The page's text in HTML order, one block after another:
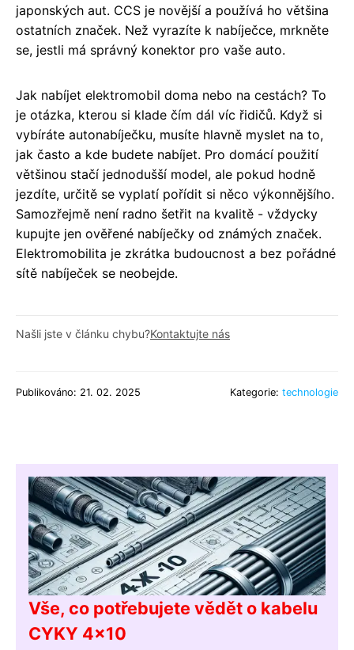
japonských aut. CCS je novější a používá ho většina
ostatních značek. Než vyrazíte k nabíječce, mrkněte
se, jestli má správný konektor pro vaše auto.
Jak nabíjet elektromobil doma nebo na cestách? To
je otázka, kterou si klade čím dál víc řidičů. Když si
vybíráte autonabíječku, musíte hlavně myslet na to,
jak často a kde budete nabíjet. Pro domácí použití
většinou stačí jednodušší model, ale pokud hodně
jezdíte, určitě se vyplatí pořídit si něco výkonnějšího.
Samozřejmě není radno šetřit na kvalitě - vždycky
kupujte jen ověřené nabíječky od známých značek.
Elektromobilita je zkrátka budoucnost a bez pořádné
sítě nabíječek se neobejde.
Našli jste v článku chybu?Kontaktujte nás
Publikováno: 21. 02. 2025 Kategorie: technologie
Vše, co potřebujete vědět o kabelu
CYKY 4x10